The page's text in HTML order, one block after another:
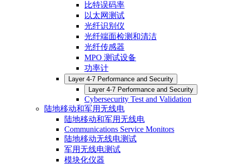
比特误码率
以太网测试
光纤识别仪
光纤端面检测和清洁
光纤传感器
MPO 测试设备
功率计
Layer 4-7 Performance and Security
Layer 4-7 Performance and Security
Cybersecurity Test and Validation
陆地移动和军用无线电
陆地移动和军用无线电
Communications Service Monitors
陆地移动无线电测试
军用无线电测试
模块化仪器